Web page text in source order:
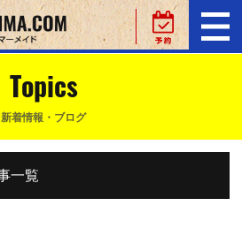
Topics
新着情報・ブログ
一覧